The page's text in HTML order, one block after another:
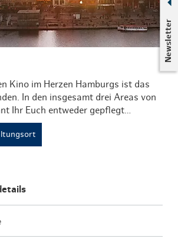
Newsletter
Kino im Herzen Hamburgs ist das
In den insgesamt drei Areas von
Ihr Euch entweder gepflegt…